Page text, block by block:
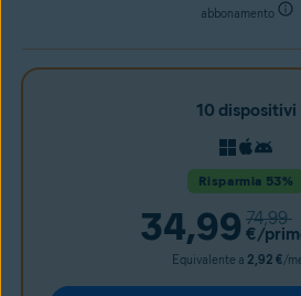
abbonamento
10 dispositivi
Risparmia 53%
34,99 74,99
€/
Equivalente a 2,92 €/